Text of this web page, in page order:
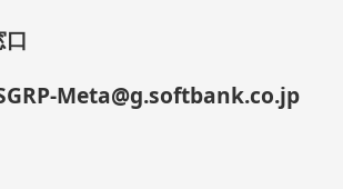
Meta@g.softbank.co.jp